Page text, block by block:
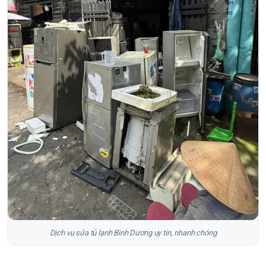
Dịch vụ sửa tủ lạnh Bình Dương uy tín, nhanh chóng